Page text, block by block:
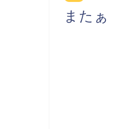
またぁ